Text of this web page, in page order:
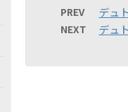
PREV デュ
NEXT デュ